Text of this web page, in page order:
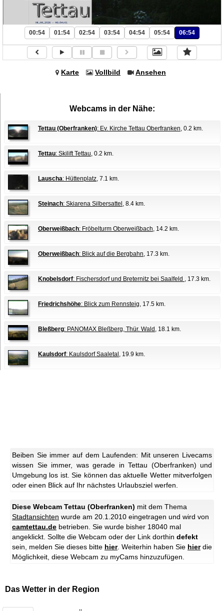
00:54 01:54 02:54 03:54 04:54 05:54 06:54
Karte Vollbild Ansehen
Webcams in der Nähe:
Tettau (Oberfranken): Ev. Kirche Tettau Oberfranken , 0.2 km.
Tettau: Skilift Tettau , 0.2 km.
Lauscha: Hüttenplatz , 7.1 km.
Steinach: Skiarena Silbersattel , 8.4 km.
Oberweißbach: Fröbelturm Oberweißbach , 14.2 km.
Oberweißbach: Blick auf die Bergbahn , 17.3 km.
Knobelsdorf: Fischersdorf und Breternitz bei Saalfeld , 17.3 km.
Friedrichshöhe: Blick zum Rennsteig , 17.5 km.
Bleßberg: PANOMAX Bleßberg, Thür. Wald , 18.1 km.
Kaulsdorf: Kaulsdorf Saaletal , 19.9 km.
Beiben Sie immer auf dem Laufenden: Mit unseren Livecams
wissen Sie immer, was gerade in Tettau (Oberfranken) und
Umgebung los ist. Sie können das aktuelle Wetter mitverfolgen
oder einen Blick auf Ihr nächstes Urlaubsziel werfen.
Diese Webcam Tettau (Oberfranken) mit dem Thema
Stadtansichten wurde am 20.1.2010 eingetragen und wird von
camtettau.de betrieben. Sie wurde bisher 18040 mal
angeklickt. Sollte die Webcam oder der Link dorthin defekt
sein, melden Sie dieses bitte hier. Weiterhin haben Sie hierdie
Möglichkeit, diese Webcam zu myCams hinzuzufügen.
Das Wetter in der Region